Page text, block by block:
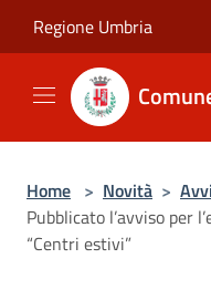
Regione Umbria
Home > Novità >
Pubblicato l’avviso per
“Centri estivi”